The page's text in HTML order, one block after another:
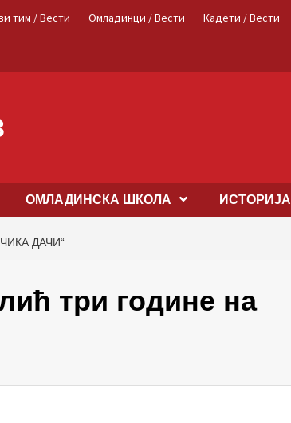
тим / Вести Омладинци / Вести Кадети / Вести
OМЛАДИНСКА ШКОЛА ИСТОРИЈА
ДАЧИ“
три године на